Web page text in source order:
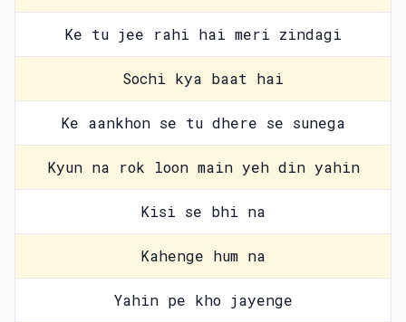
Ke tu jee rahi hai meri zindagi
Sochi kya baat hai
Ke aankhon se tu dhere se sunega
Kyun na rok loon main yeh din yahin
Kisi se bhi na
Kahenge hum na
Yahin pe kho jayenge